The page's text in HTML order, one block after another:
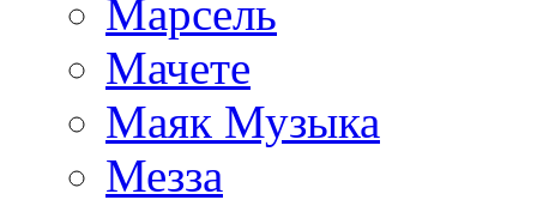
Марсель
Мачете
Маяк Музыка
Мезза